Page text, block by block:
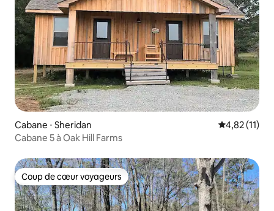
Cabane ⋅ Sheridan Évaluation
4,82 (11)
Cabane 5 à Oak Hill Farms
Coup de cœur voyageurs
Coup de cœur voyageurs